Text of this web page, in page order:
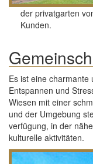
der privatgarten
Kunden.
Es ist eine charmante
Entspannen und
Wiesen mit einer
und der Umgebung
verfügung, in der
kulturelle aktivitäten.